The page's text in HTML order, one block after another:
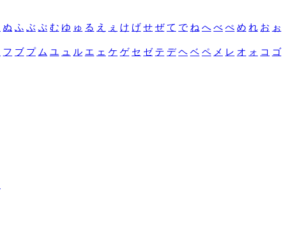
ぬ ふ ぶ ぷ む ゆ ゅ る え ぇ け げ せ ぜ て で ね へ べ ぺ め れ お ぉ
フ ブ プ ム ユ ュ ル エ ェ ケ ゲ セ ゼ テ デ ヘ ベ ペ メ レ オ ォ コ ゴ